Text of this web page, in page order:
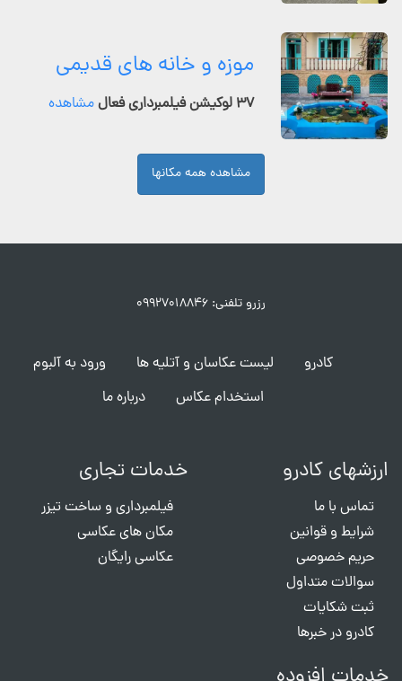
موزه و خانه های قدیمی
۳۷ لوکیشن فیلمبرداری فعال مشاهده
مشاهده همه مکانها
رزرو تلفنی: ۰۹۹۲۷۰۱۸۸۴۶
کادرو لیست عکاسان و آتلیه ها
ورود به آلبوم
استخدام عکاس
درباره ما
ارزشهای کادرو
تماس با ما
شرایط و قوانین
حریم خصوصی
سوالات متداول
ثبت شکایات
کادرو در خبرها
خدمات تجاری
فیلمبرداری و ساخت تیزر
مکان های عکاسی
عکاسی رایگان